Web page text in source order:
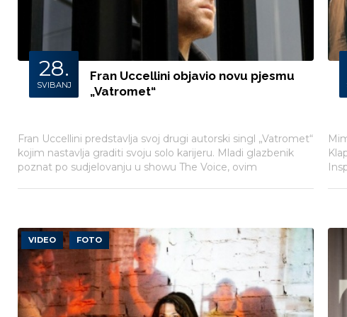
28.
SVIBANJ
Fran Uccellini objavio novu pjesmu
„Vatromet“
Fran Uccellini predstavlja svoj drugi autorski singl „Vatromet“
kojim nastavlja graditi svoju solo karijeru. Mladi glazbenik
poznat po sudjelovanju u showu The Voice, ovim
VIDEO FOTO